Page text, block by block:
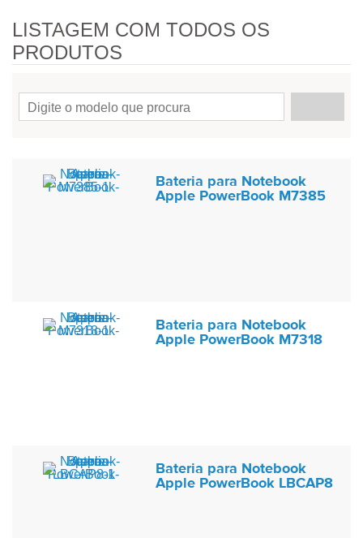
LISTAGEM COM TODOS OS
PRODUTOS
Bateria para Notebook
Apple PowerBook M7385
Bateria para Notebook
Apple PowerBook M7318
Bateria para Notebook
Apple PowerBook LBCAP8